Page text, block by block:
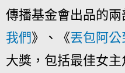
傳播基金會出品的兩
我們》、《丟包阿公
大獎，包括最佳女